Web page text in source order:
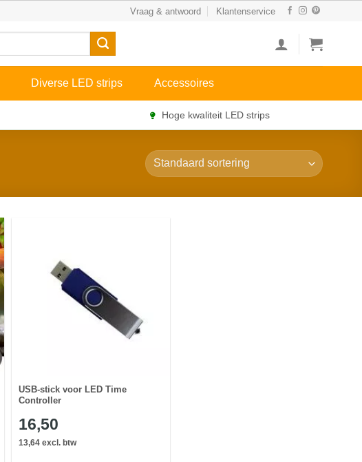
Vraag & antwoord Klantenservice
Diverse LED strips Accessoires
Hoge kwaliteit LED strips
USB-stick voor LED Time
Controller
16,50
13,64 excl. btw